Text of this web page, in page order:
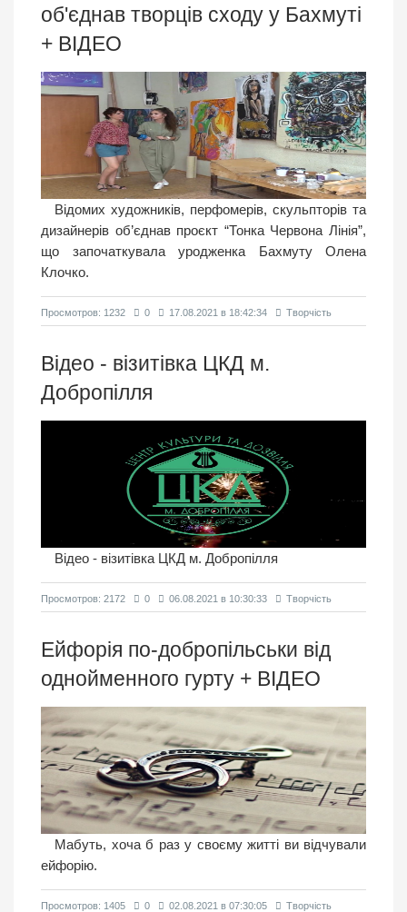
об'єднав творців сходу у Бахмуті
+ ВIДЕО
Відомих художників, перфомерів, скульпторів та
дизайнерів об’єднав проєкт “Тонка Червона Лінія”,
що започаткувала уродженка Бахмуту Олена
Клочко.
Просмотров: 1232 0 17.08.2021 в 18:42:34 Творчість
Відео - візитівка ЦКД м.
Добропілля
Відео - візитівка ЦКД м. Добропілля
Просмотров: 2172 0 06.08.2021 в 10:30:33 Творчість
Ейфорія по-добропільськи від
однойменного гурту + ВIДЕО
Мабуть, хоча б раз у своєму житті ви відчували
ейфорію.
Просмотров: 1405 0 02.08.2021 в 07:30:05 Творчість